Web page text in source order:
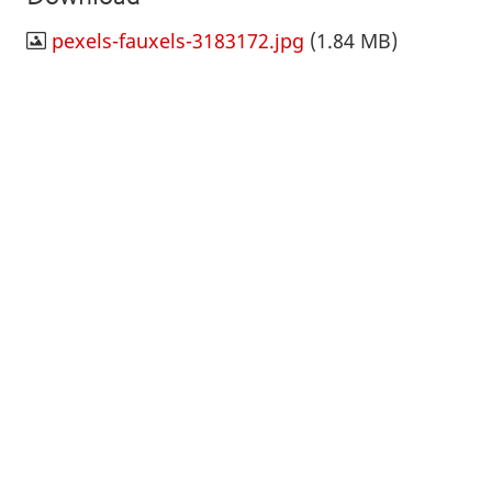
pexels-fauxels-3183172.jpg (1.84 MB)